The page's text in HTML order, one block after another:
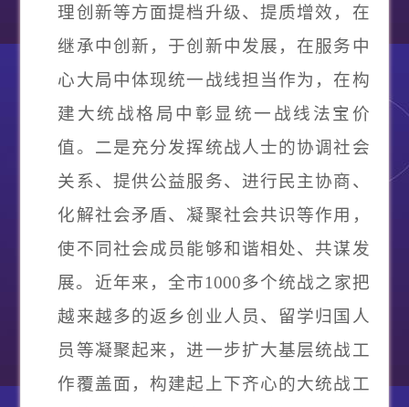
理创新等方面提档升级、提质增效，在
继承中创新，于创新中发展，在服务中
心大局中体现统一战线担当作为，在构
建大统战格局中彰显统一战线法宝价
值。 二是充分发挥统战人士的协调社会
关系、提供公益服务、进行民主协商、
化解社会矛盾、凝聚社会共识等作用 ，
使不同社会成员能够和谐相处、共谋发
展。近年来，全市1000多个统战之家把
越来越多的返乡创业人员、留学归国人
员等凝聚起来，进一步扩大基层统战工
作覆盖面，构建起上下齐心的大统战工